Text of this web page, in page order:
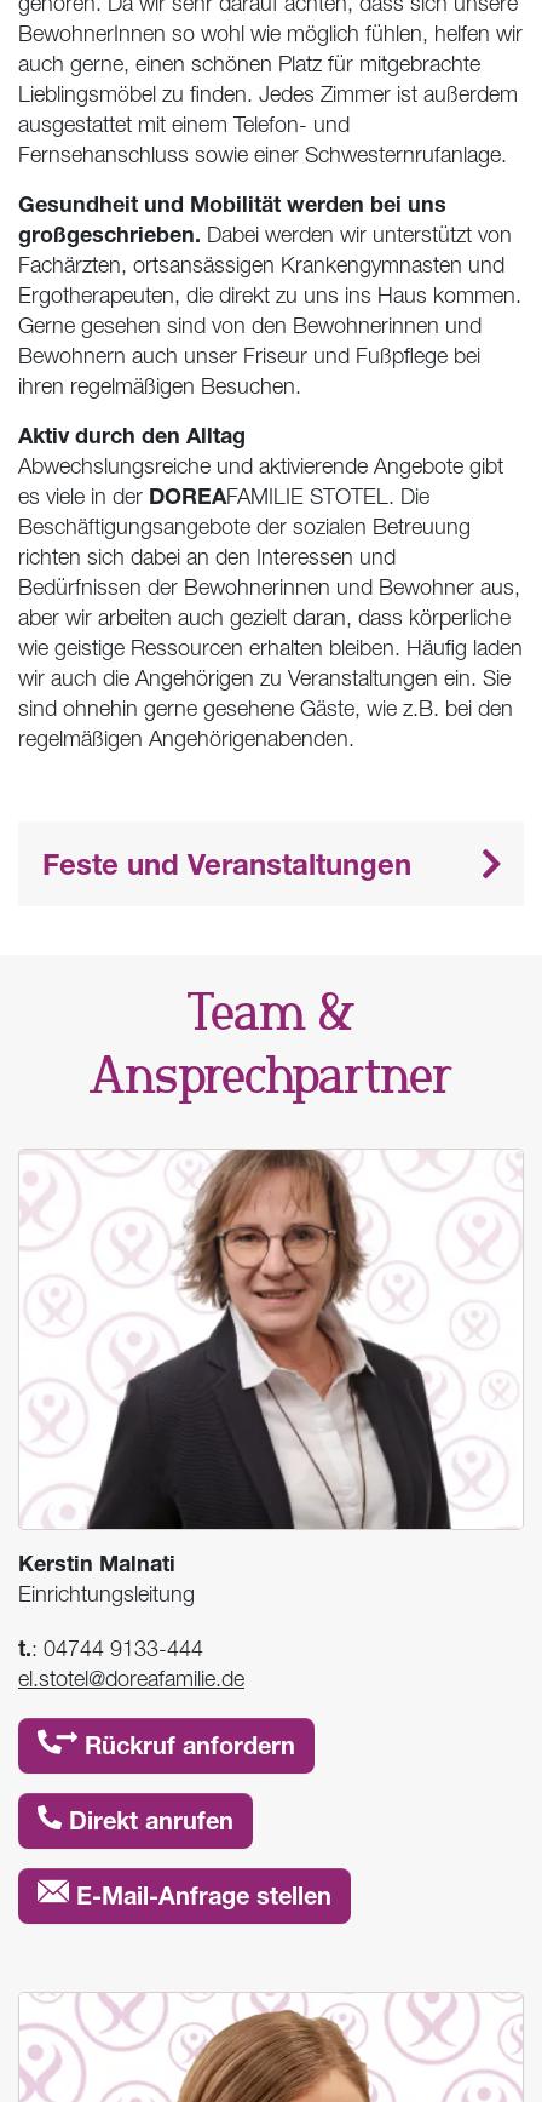
BewohnerInnen so wohl wie möglich fühlen, helfen wir
auch gerne, einen schönen Platz für mitgebrachte
Lieblingsmöbel zu finden. Jedes Zimmer ist außerdem
ausgestattet mit einem Telefon- und
Fernsehanschluss sowie einer Schwesternrufanlage.
Gesundheit und Mobilität werden bei uns
großgeschrieben. Dabei werden wir unterstützt von
Fachärzten, ortsansässigen Krankengymnasten und
Ergotherapeuten, die direkt zu uns ins Haus kommen.
Gerne gesehen sind von den Bewohnerinnen und
Bewohnern auch unser Friseur und Fußpflege bei
ihren regelmäßigen Besuchen.
Aktiv durch den Alltag
Abwechslungsreiche und aktivierende Angebote gibt
es viele in der DOREAFAMILIE STOTEL. Die
Beschäftigungsangebote der sozialen Betreuung
richten sich dabei an den Interessen und
Bedürfnissen der Bewohnerinnen und Bewohner aus,
aber wir arbeiten auch gezielt daran, dass körperliche
wie geistige Ressourcen erhalten bleiben. Häufig laden
wir auch die Angehörigen zu Veranstaltungen ein. Sie
sind ohnehin gerne gesehene Gäste, wie z.B. bei den
regelmäßigen Angehörigenabenden.
Feste und Veranstaltungen
Team &
Ansprechpartner
Kerstin Malnati
Einrichtungsleitung
t.: 04744 9133-444
el.stotel@doreafamilie.de
Rückruf anfordern
Direkt anrufen
E-Mail-Anfrage stellen